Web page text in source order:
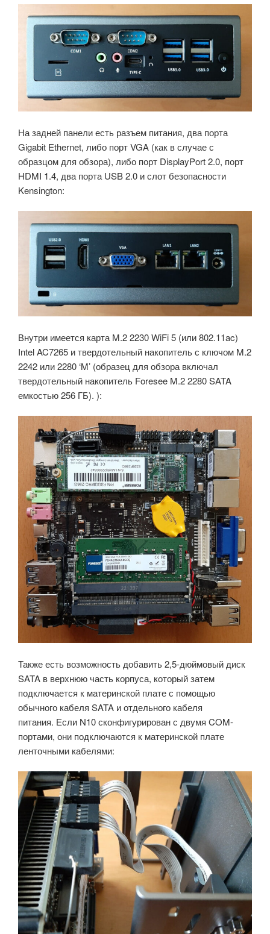
На задней панели есть разъем питания, два порта
Gigabit Ethernet, либо порт VGA (как в случае с
образцом для обзора), либо порт DisplayPort 2.0, порт
HDMI 1.4, два порта USB 2.0 и слот безопасности
Kensington:
Внутри имеется карта M.2 2230 WiFi 5 (или 802.11ac)
Intel AC7265 и твердотельный накопитель с ключом M.2
2242 или 2280 ‘M’ (образец для обзора включал
твердотельный накопитель Foresee M.2 2280 SATA
емкостью 256 ГБ). ):
Также есть возможность добавить 2,5-дюймовый диск
SATA в верхнюю часть корпуса, который затем
подключается к материнской плате с помощью
обычного кабеля SATA и отдельного кабеля
питания. Если N10 сконфигурирован с двумя COM-
портами, они подключаются к материнской плате
ленточными кабелями: